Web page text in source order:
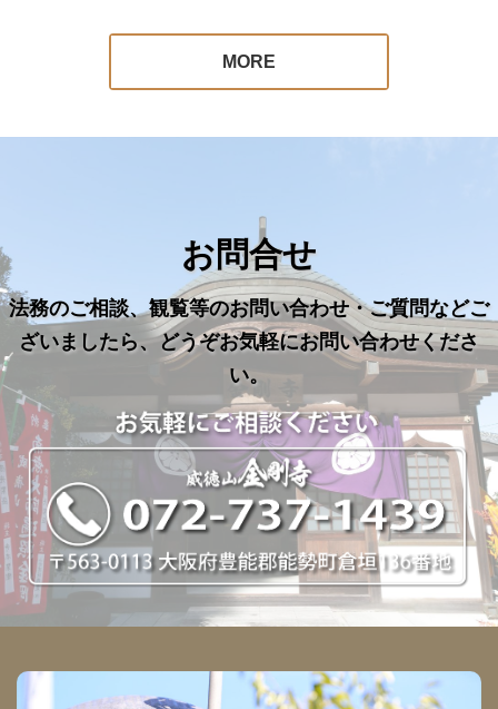
MORE
お問合せ
法務のご相談、観覧等のお問い合わせ・ご質問などご
ざいましたら、どうぞお気軽にお問い合わせくださ
い。